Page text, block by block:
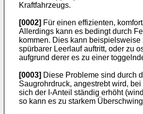
Kraftfahrzeugs.
[0002] Für einen effizienten,
Allerdings kann es bedingt durch
kommen. Dies kann
spürbarer Leerlauf auftritt, oder zu
aufgrund derer es zu einer
[0003] Diese Probleme sind durch
Saugrohrdruck, angestrebt wird,
sich der I-Anteil ständig erhöht
so kann es zu starkem